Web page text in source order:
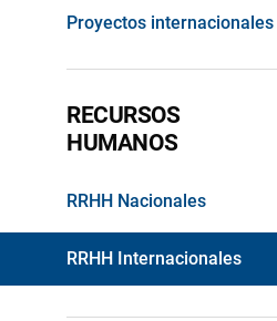
Proyectos internacionales
RECURSOS
HUMANOS
RRHH Nacionales
RRHH Internacionales